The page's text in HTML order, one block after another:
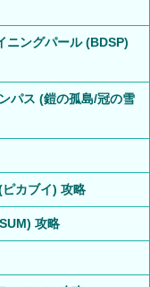
ニングパール (BDSP)
パス (鎧の孤島/冠の雪
カブイ) 攻略
攻略